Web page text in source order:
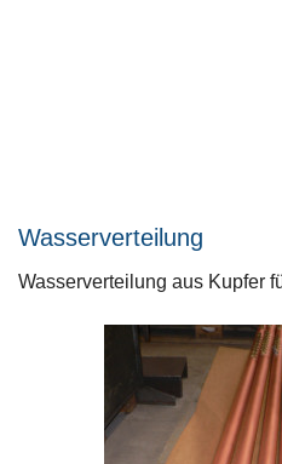
Wasserverteilung
Wasserverteilung aus Kupfer